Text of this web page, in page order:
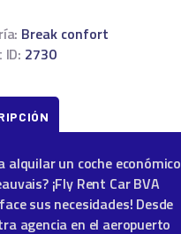
Break confort
2730
alquilar un coche económico
¡Fly Rent Car BVA
sus necesidades! Desde
agencia en el aeropuerto